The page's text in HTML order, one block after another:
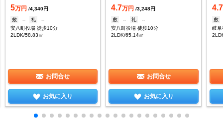
5万円 /4,340円
敷
-- 礼
--
安八町役場 徒歩10分
2LDK/58.83㎡
お問合せ
お気に入り
4.7万円 /3,248円
敷
-- 礼
--
安八町役場 徒歩10分
2LDK/65.14㎡
お問合せ
お気に入り
4.7
敷
岐